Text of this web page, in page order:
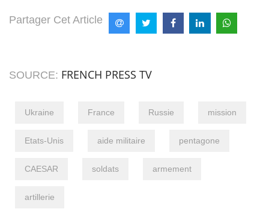
Partager Cet Article
SOURCE: FRENCH PRESS TV
Ukraine France Russie mission
Etats-Unis aide militaire pentagone
CAESAR soldats armement
artillerie